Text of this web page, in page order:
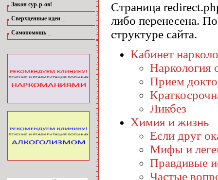
Закон сур-р-ов!
Сверхценные идеи
Самопомощь
Страница
либо перенесена.
структуре сайта.
Кабинет
Наркология
Прием
Ликбез
Химия и жизнь
Если друг
Мифы и
Правдивые
Частые